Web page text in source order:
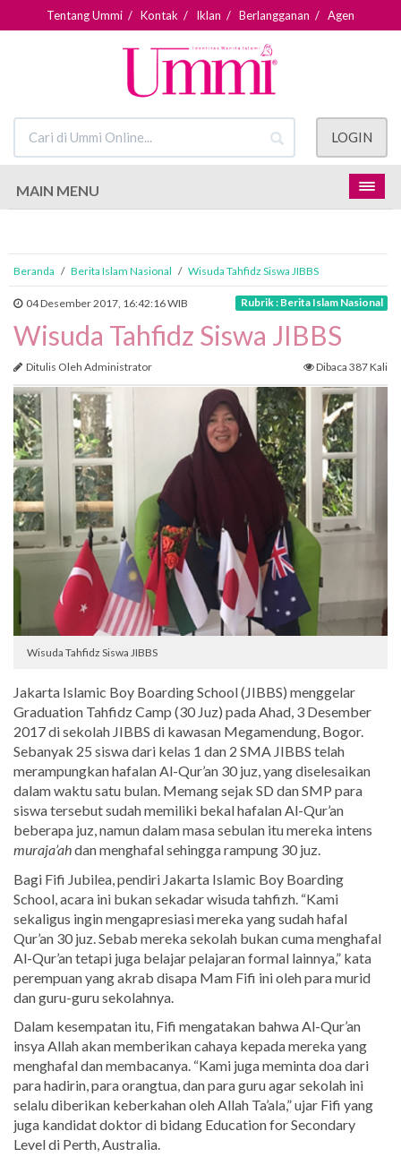
Tentang Ummi / Kontak / Iklan / Berlangganan / Agen
LOGIN
MAIN MENU
Beranda / Berita Islam Nasional / Wisuda Tahfidz Siswa JIBBS
04 Desember 2017, 16:42:16 WIB Rubrik : Berita Islam Nasional
Wisuda Tahfidz Siswa JIBBS
Ditulis Oleh Administrator Dibaca 387 Kali
Wisuda Tahfidz Siswa JIBBS
Jakarta Islamic Boy Boarding School (JIBBS) menggelar
Graduation Tahfidz Camp (30 Juz) pada Ahad, 3 Desember
2017 di sekolah JIBBS di kawasan Megamendung, Bogor.
Sebanyak 25 siswa dari kelas 1 dan 2 SMA JIBBS telah
merampungkan hafalan Al-Qur’an 30 juz, yang diselesaikan
dalam waktu satu bulan. Memang sejak SD dan SMP para
siswa tersebut sudah memiliki bekal hafalan Al-Qur’an
beberapa juz, namun dalam masa sebulan itu mereka intens
muraja’ahdan menghafal sehingga rampung 30 juz.
Bagi Fifi Jubilea, pendiri Jakarta Islamic Boy Boarding
School, acara ini bukan sekadar wisuda tahfizh. “Kami
sekaligus ingin mengapresiasi mereka yang sudah hafal
Qur’an 30 juz. Sebab mereka sekolah bukan cuma menghafal
Al-Qur’an tetapi juga belajar pelajaran formal lainnya,” kata
perempuan yang akrab disapa Mam Fifi ini oleh para murid
dan guru-guru sekolahnya.
Dalam kesempatan itu, Fifi mengatakan bahwa Al-Qur’an
insya Allah akan memberikan cahaya kepada mereka yang
menghafal dan membacanya. “Kami juga meminta doa dari
para hadirin, para orangtua, dan para guru agar sekolah ini
selalu diberikan keberkahan oleh Allah Ta’ala,” ujar Fifi yang
juga kandidat doktor di bidang Education for Secondary
Level di Perth, Australia.